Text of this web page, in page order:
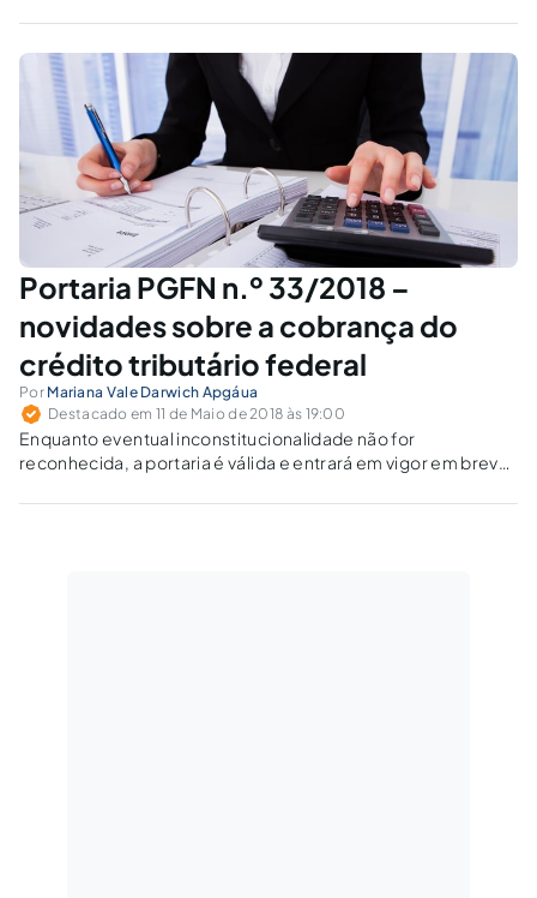
aplicáveis.
Portaria PGFN n.º 33/2018 –
novidades sobre a cobrança do
crédito tributário federal
Por Mariana Vale Darwich Apgáua
Destacado em 11 de Maio de 2018 às 19:00
Enquanto eventual inconstitucionalidade não for
reconhecida, a portaria é válida e entrará em vigor em breve,
após o início dos seus efeitos.